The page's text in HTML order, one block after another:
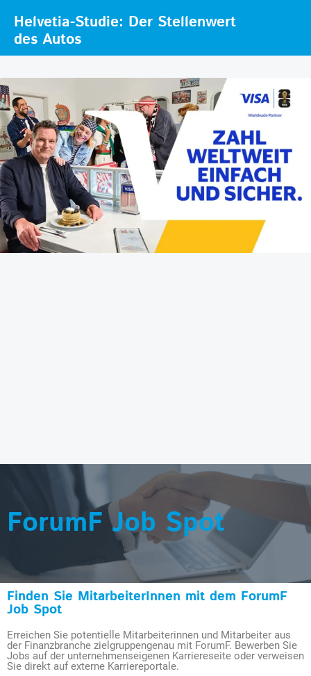
Helvetia-Studie: Der Stellenwert
des Autos
ForumF Job Spot
Finden Sie MitarbeiterInnen mit dem ForumF
Job Spot
Erreichen Sie potentielle Mitarbeiterinnen und Mitarbeiter aus
der Finanzbranche zielgruppengenau mit ForumF. Bewerben Sie
Jobs auf der unternehmenseigenen Karriereseite oder verweisen
Sie direkt auf externe Karriereportale.